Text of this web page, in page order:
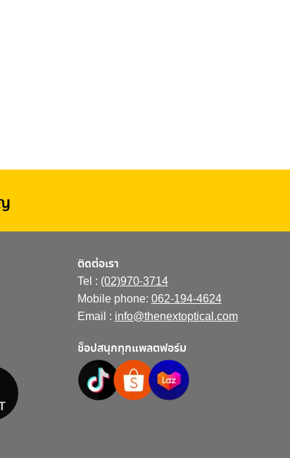
ติดต่อเรา
Tel : (02)970-3714
Mobile phone: 062-194-4624
Email : info@thenextoptical.com
ช็อปสนุกทุกแพลตฟอร์ม